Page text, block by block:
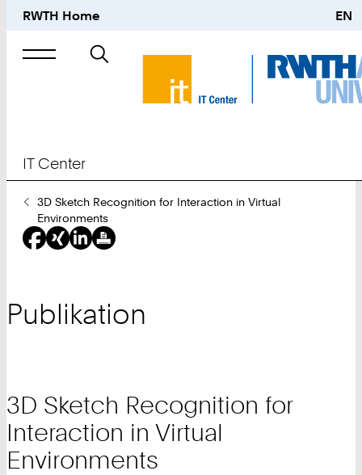
RWTH Home EN
Suche
nach
IT Center
Sie
sind
hier:
3D Sketch Recognition for Interaction in Virtual
Environments
Publikation
3D Sketch Recognition for
Interaction in Virtual
Environments